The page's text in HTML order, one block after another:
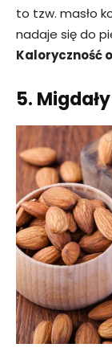
to tzw. masło
nadaje się do
Kaloryczność
5. Migdały